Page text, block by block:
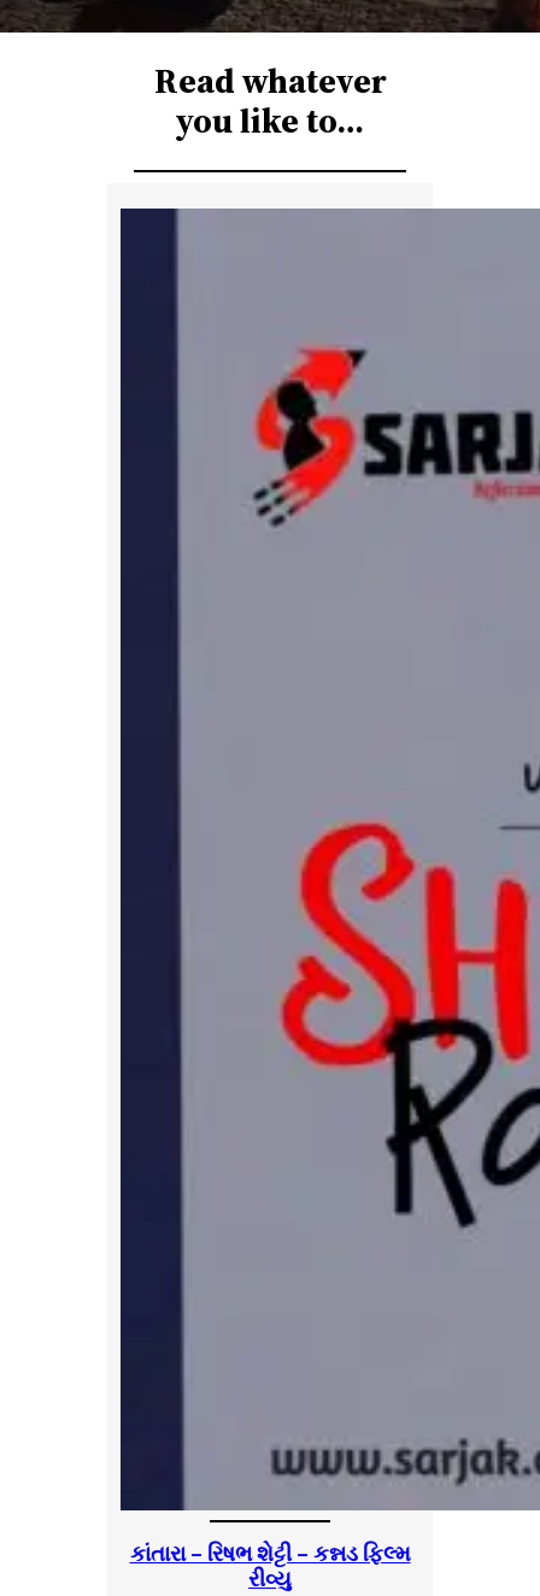
r
Read whatever
you like to…
કાંતારા – રિષભ શેટ્ટી – કન્નડ ફિલ્મ
રીવ્યુ